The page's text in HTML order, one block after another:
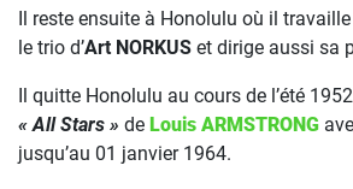
Il reste ensuite à Honolulu où il
le trio d’Art NORKUS et dirige aussi sa
Il quitte Honolulu au cours de l’été
« All Stars » de Louis ARMSTRONG
jusqu’au 01 janvier 1964.